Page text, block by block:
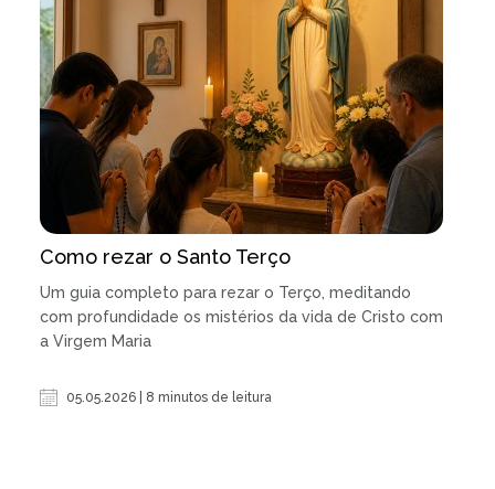
Como rezar o Santo Terço
Um guia completo para rezar o Terço, meditando
com profundidade os mistérios da vida de Cristo com
a Virgem Maria
05.05.2026 | 8 minutos de leitura